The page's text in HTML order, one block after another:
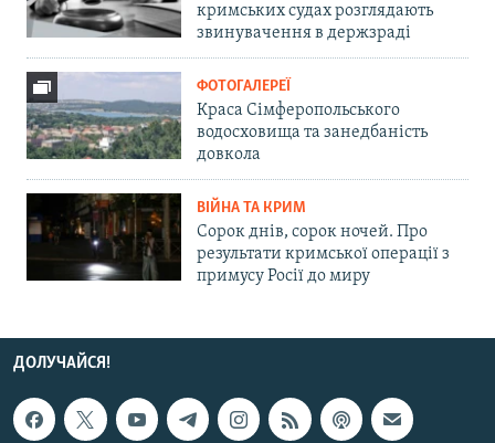
кримських судах розглядають
звинувачення в держзраді
ФОТОГАЛЕРЕЇ
Краса Сімферопольського
водосховища та занедбаність
довкола
ВІЙНА ТА КРИМ
Сорок днів, сорок ночей. Про
результати кримської операції з
примусу Росії до миру
ДОЛУЧАЙСЯ!